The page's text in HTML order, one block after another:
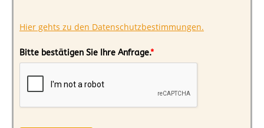
Hier gehts zu den Datenschutzbestimmungen.
Bitte bestätigen Sie Ihre Anfrage.*